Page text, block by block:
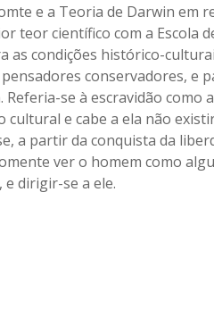
e a Teoria de Darwin em
teor científico com a Escola
as condições histórico-
conservadores, e
se à escravidão como
cultural e cabe a ela não
a partir da conquista da
ver o homem como
e dirigir-se a ele.